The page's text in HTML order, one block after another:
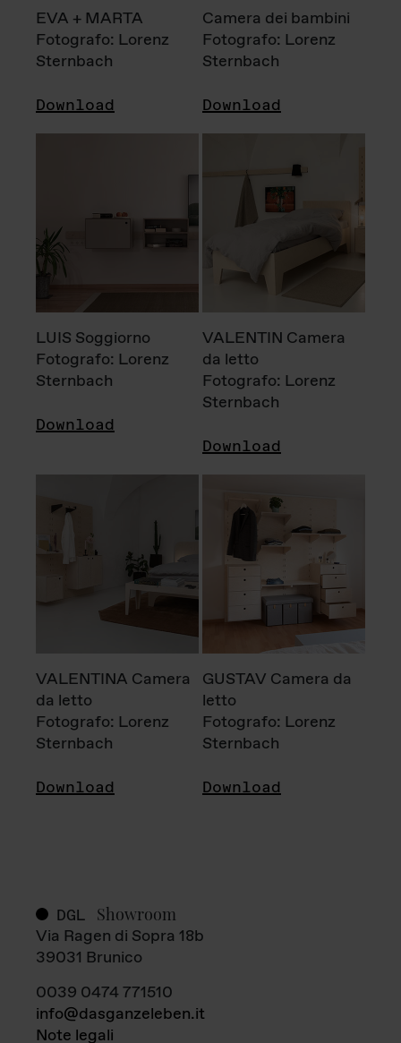
EVA + MARTA
Fotografo: Lorenz
Sternbach
Download
Camera dei bambini
Fotografo: Lorenz
Sternbach
Download
LUIS Soggiorno
Fotografo: Lorenz
Sternbach
Download
VALENTIN Camera
da letto
Fotografo: Lorenz
Sternbach
Download
VALENTINA Camera
da letto
Fotografo: Lorenz
Sternbach
Download
GUSTAV Camera da
letto
Fotografo: Lorenz
Sternbach
Download
DGL Showroom
Via Ragen di Sopra 18b
39031 Brunico
0039 0474 771510
info@dasganzeleben.it
Note legali